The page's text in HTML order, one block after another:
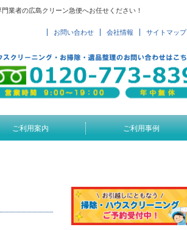
者の広島クリーン急便へお任せください！
お問い合わせ 会社情報 サイトマップ
ご利用案内 ご利用事例